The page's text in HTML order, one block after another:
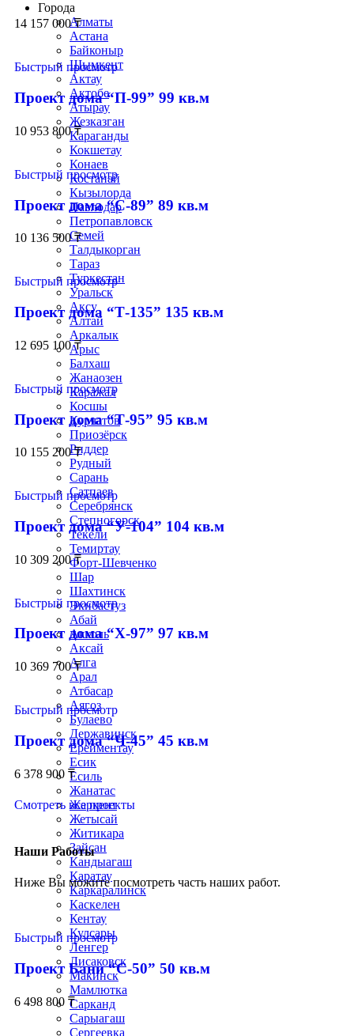
Города
Алматы
Астана
Байконыр
Шымкент
Актау
Актобе
Атырау
Жезказган
Караганды
Кокшетау
Конаев
Костанай
Кызылорда
Павлодар
Петропавловск
Семей
Талдыкорган
Тараз
Туркестан
Уральск
Аксу
Алтай
Аркалык
Арыс
Балхаш
Жанаозен
Каражал
Косшы
Курчатов
Приозёрск
Риддер
Рудный
Сарань
Сатпаев
Серебрянск
Степногорск
Текели
Темиртау
Форт-Шевченко
Шар
Шахтинск
Экибастуз
Абай
Акколь
Аксай
Алга
Арал
Атбасар
Аягоз
Булаево
Державинск
Ерейментау
Есик
Есиль
Жанатас
Жаркент
Жетысай
Житикара
Зайсан
Кандыагаш
Каратау
Каркаралинск
Каскелен
Кентау
Кулсары
Ленгер
Лисаковск
Макинск
Мамлютка
Сарканд
Сарыагаш
Сергеевка
14 157 000₸
Быстрый просмотр
Проект дома “П-99” 99 кв.м
10 953 800₸
Быстрый просмотр
Проект дома “С-89” 89 кв.м
10 136 500₸
Быстрый просмотр
Проект дома “Т-135” 135 кв.м
12 695 100₸
Быстрый просмотр
Проект дома “Т-95” 95 кв.м
10 155 200₸
Быстрый просмотр
Проект дома “У-104” 104 кв.м
10 309 200₸
Быстрый просмотр
Проект дома “Х-97” 97 кв.м
10 369 700₸
Быстрый просмотр
Проект дома “Ч-45” 45 кв.м
6 378 900 ₸
Смотреть все проекты
Наши Работы
Ниже Вы можите посмотреть часть наших работ.
Быстрый просмотр
Проект Бани “С-50” 50 кв.м
6 498 800 ₸